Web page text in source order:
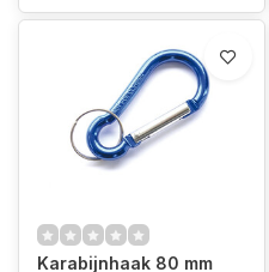
Karabijnhaak 80 mm